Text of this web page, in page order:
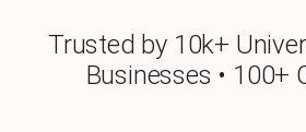
Trusted by 10k+
Businesses • 100+